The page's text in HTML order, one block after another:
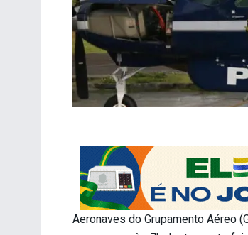
Aeronaves do Grupamento Aéreo